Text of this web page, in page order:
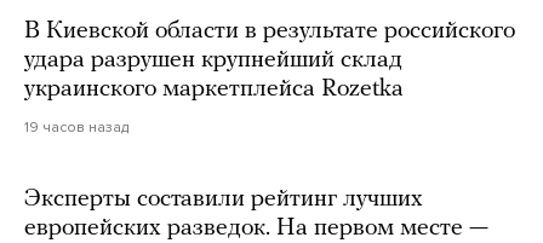
В Киевской области в результате российского
удара разрушен крупнейший склад
украинского маркетплейса Rozetka
19 часов назад
Эксперты составили рейтинг лучших
европейских разведок. На первом месте —